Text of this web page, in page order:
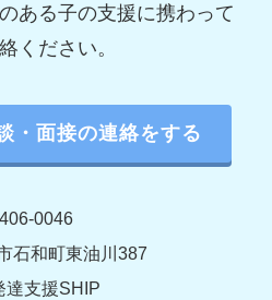
ある子の支援に携わって
ください。
・面接の連絡をする
0046
石和町東油川387
達支援SHIP